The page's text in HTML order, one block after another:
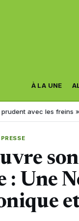
À LA UNE
» : Le Parquet
: Une